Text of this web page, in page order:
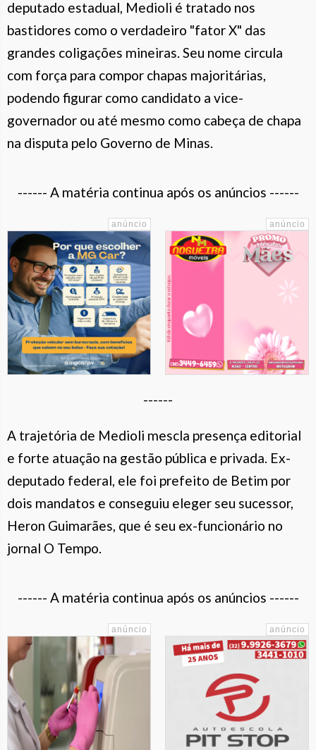
deputado estadual, Medioli é tratado nos
bastidores como o verdadeiro "fator X" das
grandes coligações mineiras. Seu nome circula
com força para compor chapas majoritárias,
podendo figurar como candidato a vice-
governador ou até mesmo como cabeça de chapa
na disputa pelo Governo de Minas.
------ A matéria continua após os anúncios ------
------
A trajetória de Medioli mescla presença editorial
e forte atuação na gestão pública e privada. Ex-
deputado federal, ele foi prefeito de Betim por
dois mandatos e conseguiu eleger seu sucessor,
Heron Guimarães, que é seu ex-funcionário no
jornal O Tempo.
------ A matéria continua após os anúncios ------